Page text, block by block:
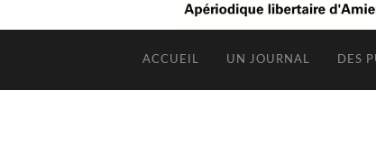
ACCUEIL UN JOURNAL DES